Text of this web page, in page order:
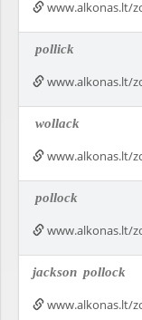
www.alkonas.lt/
pollick
www.alkonas.lt/
wollack
www.alkonas.lt/
pollock
www.alkonas.lt/
jackson pollock
www.alkonas.lt/